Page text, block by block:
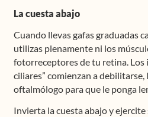
La cuesta abajo
Cuando llevas gafas graduadas
utilizas plenamente ni los
fotorreceptores de tu retina. Los
ciliares” comienzan a
oftalmólogo para que le ponga
Invierta la cuesta abajo y ejercite